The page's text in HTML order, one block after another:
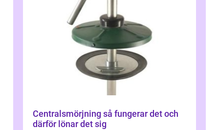
Centralsmörjning så fungerar det och
därför lönar det sig